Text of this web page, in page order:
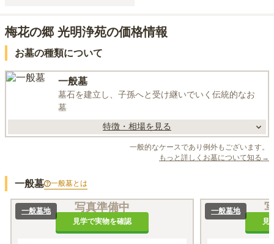
梅花の郷 光明浄苑の価格情報
お墓の種類について
一般墓
墓石を建立し、子孫へと受け継いでいく伝統的なお
墓
特徴・相場を見る
一般的なケースであり例外もございます。
もっと詳しくお墓について知る→
一般墓 一般墓とは
写真準備中
見学で実物を確認
一般墓地
見
一般墓地